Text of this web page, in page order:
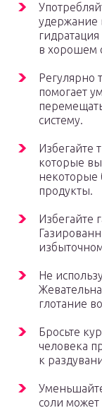
удержание
в хорошем
Регулярно
помогает
систему.
Избегайте
которые
продукты.
Избегайте
Не
глотание
Бросьте
человека
к
соли